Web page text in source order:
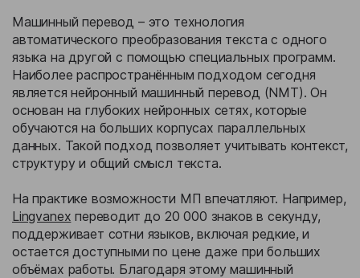
Машинный перевод – это технология
автоматического преобразования текста с одного
языка на другой с помощью специальных программ.
Наиболее распространённым подходом сегодня
является нейронный машинный перевод (NMT). Он
основан на глубоких нейронных сетях, которые
обучаются на больших корпусах параллельных
данных. Такой подход позволяет учитывать контекст,
структуру и общий смысл текста.
На практике возможности МП впечатляют. Например,
Lingvanex переводит до 20 000 знаков в секунду,
поддерживает сотни языков, включая редкие, и
остается доступными по цене даже при больших
объёмах работы. Благодаря этому машинный